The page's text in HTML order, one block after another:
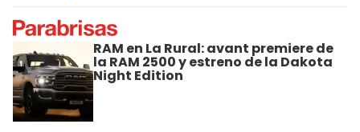
RAM en La Rural: avant premiere de
la RAM 2500 y estreno de la Dakota
Night Edition